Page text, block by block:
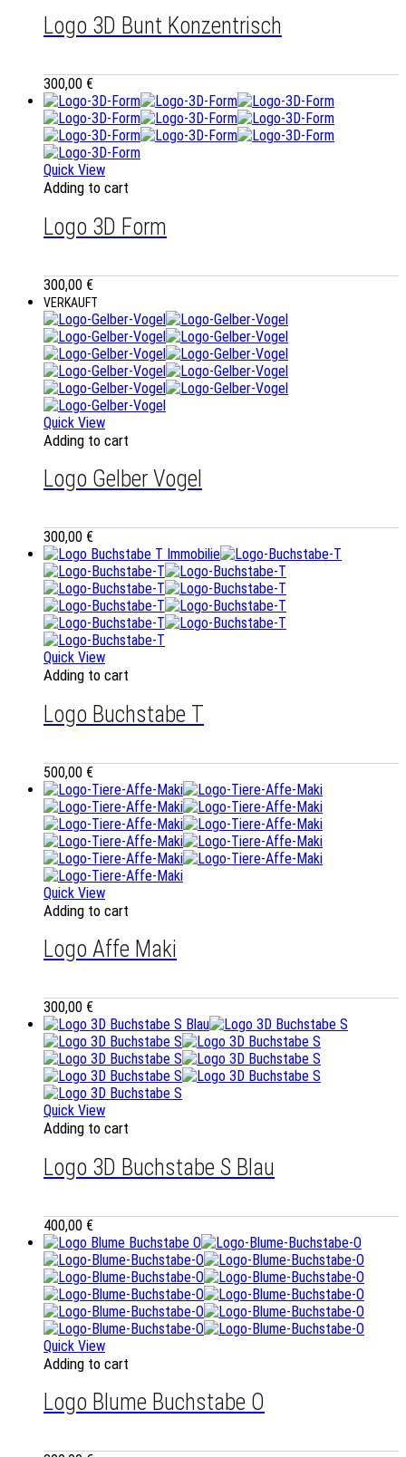
Logo 3D Bunt Konzentrisch
300,00 €
Quick View
Adding to cart
Logo 3D Form
300,00 €
VERKAUFT
Quick View
Adding to cart
Logo Gelber Vogel
300,00 €
Quick View
Adding to cart
Logo Buchstabe T
500,00 €
Quick View
Adding to cart
Logo Affe Maki
300,00 €
Quick View
Adding to cart
Logo 3D Buchstabe S Blau
400,00 €
Quick View
Adding to cart
Logo Blume Buchstabe O